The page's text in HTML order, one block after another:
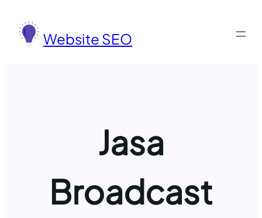
konten
Website SEO
Jasa
Broadcast